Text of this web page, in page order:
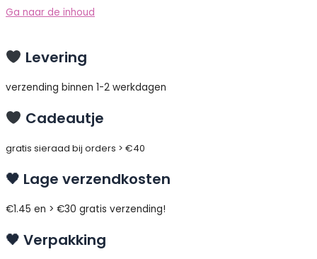
Ga naar de inhoud
Levering
verzending binnen 1-2 werkdagen
Cadeautje
gratis sieraad bij orders > €40
🖤 Lage verzendkosten
€1.45 en > €30 gratis verzending!
🖤 Verpakking